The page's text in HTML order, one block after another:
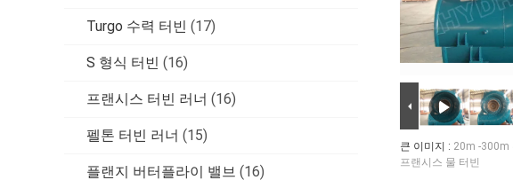
Turgo 수력 터빈 (17)
S 형식 터빈 (16)
프랜시스 터빈 러너 (16)
펠톤 터빈 러너 (15)
플랜지 버터플라이 밸브 (16)
큰 이미지 : 20m -300m
프랜시스 물 터빈